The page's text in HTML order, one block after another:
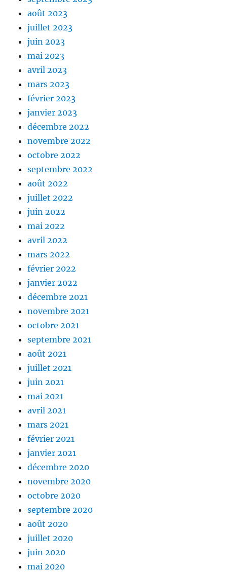
août 2023
juillet 2023
juin 2023
mai 2023
avril 2023
mars 2023
février 2023
janvier 2023
décembre 2022
novembre 2022
octobre 2022
septembre 2022
août 2022
juillet 2022
juin 2022
mai 2022
avril 2022
mars 2022
février 2022
janvier 2022
décembre 2021
novembre 2021
octobre 2021
septembre 2021
août 2021
juillet 2021
juin 2021
mai 2021
avril 2021
mars 2021
février 2021
janvier 2021
décembre 2020
novembre 2020
octobre 2020
septembre 2020
août 2020
juillet 2020
juin 2020
mai 2020